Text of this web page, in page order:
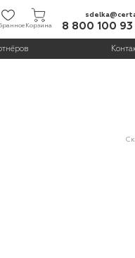
Корзина 8 800 100 93